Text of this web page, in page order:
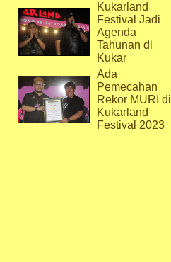
Kukarland
Festival Jadi
Agenda
Tahunan di
Kukar
Ada
Pemecahan
Rekor MURI di
Kukarland
Festival 2023